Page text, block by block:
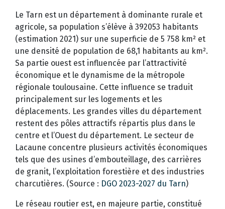
Le Tarn est un département à dominante rurale et
agricole, sa population s’élève à 392053 habitants
(estimation 2021) sur une superficie de 5 758 km² et
une densité de population de 68,1 habitants au km².
Sa partie ouest est influencée par l’attractivité
économique et le dynamisme de la métropole
régionale toulousaine. Cette influence se traduit
principalement sur les logements et les
déplacements. Les grandes villes du département
restent des pôles attractifs répartis plus dans le
centre et l’Ouest du département. Le secteur de
Lacaune concentre plusieurs activités économiques
tels que des usines d’embouteillage, des carrières
de granit, l’exploitation forestière et des industries
charcutières. (Source : DGO 2023-2027 du Tarn)
Le réseau routier est, en majeure partie, constitué